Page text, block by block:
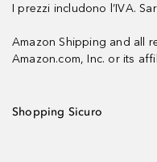
I prezzi includono l’IVA.
Amazon Shipping and all
Amazon.com, Inc. or its
Shopping Sicuro